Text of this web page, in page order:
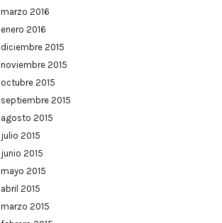
marzo 2016
enero 2016
diciembre 2015
noviembre 2015
octubre 2015
septiembre 2015
agosto 2015
julio 2015
junio 2015
mayo 2015
abril 2015
marzo 2015